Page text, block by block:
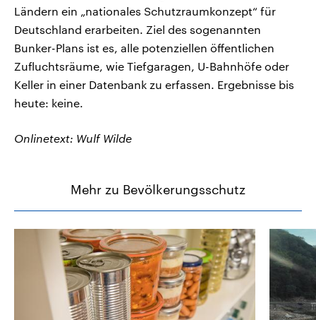
Ländern ein „nationales Schutzraumkonzept“ für
Deutschland erarbeiten. Ziel des sogenannten
Bunker-Plans ist es, alle potenziellen öffentlichen
Zufluchtsräume, wie Tiefgaragen, U-Bahnhöfe oder
Keller in einer Datenbank zu erfassen. Ergebnisse bis
heute: keine.
Onlinetext: Wulf Wilde
Mehr zu Bevölkerungsschutz